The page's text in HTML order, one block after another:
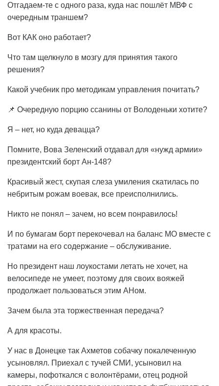
Отгадаем-те с одного раза, куда нас пошлёт МВФ с
очередным траншем?
Вот КАК оно работает?
Что там щелкнуло в мозгу для принятия такого
решения?
Какой учебник про методикам управления почитать?
📌 Очередную порцию ссанины от Володеньки хотите?
Я – нет, но куда девацца?
Помните, Вова Зеленский отдавал для «нужд армии»
президентский борт Ан-148?
Красивый жест, скупая слеза умиления скатилась по
небритым рожам воевак, все преисполнились.
Никто не понял – зачем, но всем понравилось!
И по бумагам борт перекочевал на баланс МО вместе с
тратами на его содержание – обслуживание.
Но президент наш лоукостами летать не хочет, на
велосипеде не умеет, поэтому для своих вояжей
продолжает пользоваться этим АНом.
Зачем была эта торжественная передача?
А для красоты.
У нас в Донецке так Ахметов собачку покалеченную
усыновлял. Приехал с тучей СМИ, усыновил на
камеры, пофоткался с волонтёрами, отец родной